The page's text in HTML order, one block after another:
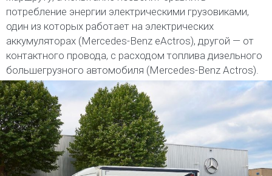
потребление энергии электрическими грузовиками,
один из которых работает на электрических
аккумуляторах (Mercedes-Benz eActros), другой — от
контактного провода, с расходом топлива дизельного
большегрузного автомобиля (Mercedes-Benz Actros).